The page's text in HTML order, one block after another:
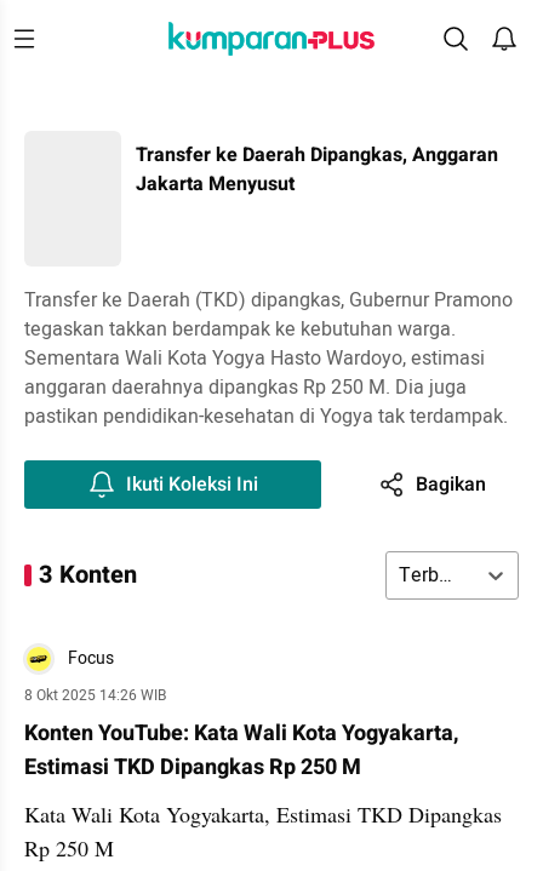
Transfer ke Daerah Dipangkas, Anggaran
Jakarta Menyusut
Transfer ke Daerah (TKD) dipangkas, Gubernur Pramono
tegaskan takkan berdampak ke kebutuhan warga.
Sementara Wali Kota Yogya Hasto Wardoyo, estimasi
anggaran daerahnya dipangkas Rp 250 M. Dia juga
pastikan pendidikan-kesehatan di Yogya tak terdampak.
Ikuti Koleksi Ini Bagikan
3 Konten Terbaru
Focus
8 Okt 2025 14:26 WIB
Konten YouTube: Kata Wali Kota Yogyakarta,
Estimasi TKD Dipangkas Rp 250 M
Kata Wali Kota Yogyakarta, Estimasi TKD Dipangkas
Rp 250 M